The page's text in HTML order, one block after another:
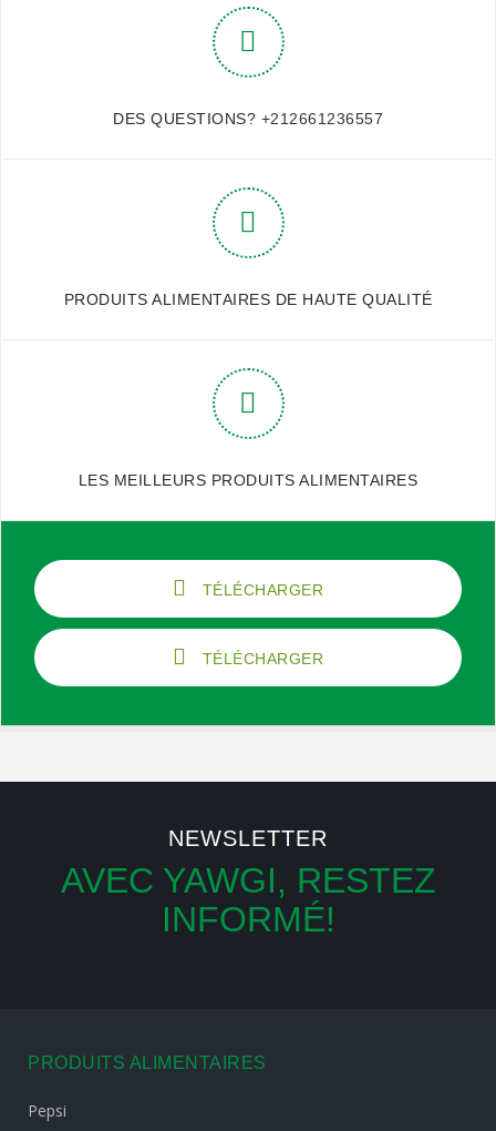
DES QUESTIONS? +212661236557
PRODUITS ALIMENTAIRES DE HAUTE QUALITÉ
LES MEILLEURS PRODUITS ALIMENTAIRES
TÉLÉCHARGER
TÉLÉCHARGER
NEWSLETTER
AVEC YAWGI, RESTEZ
INFORMÉ!
PRODUITS ALIMENTAIRES
Pepsi